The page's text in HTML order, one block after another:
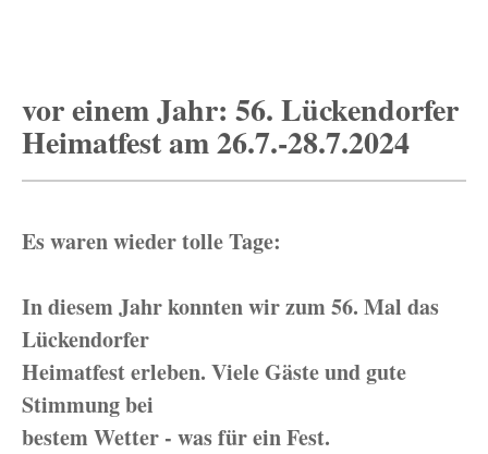
vor einem Jahr: 56. Lückendorfer
Heimatfest am 26.7.-28.7.2024
Es waren wieder tolle Tage:
In diesem Jahr konnten wir zum 56. Mal das
Lückendorfer
Heimatfest erleben. Viele Gäste und gute
Stimmung bei
bestem Wetter - was für ein Fest.